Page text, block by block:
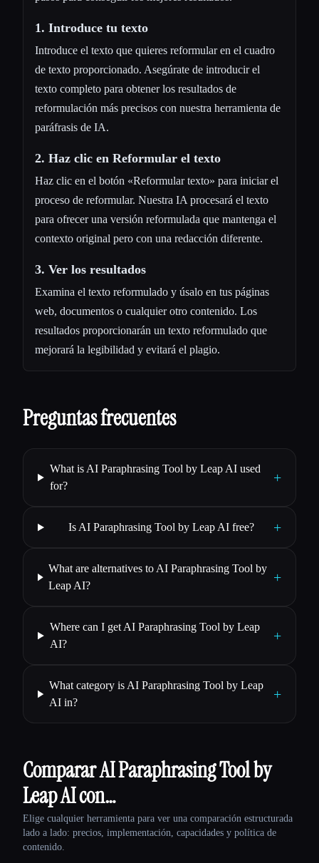
1. Introduce tu texto
Introduce el texto que quieres reformular en el cuadro
de texto proporcionado. Asegúrate de introducir el
texto completo para obtener los resultados de
reformulación más precisos con nuestra herramienta de
paráfrasis de IA.
2. Haz clic en Reformular el texto
Haz clic en el botón «Reformular texto» para iniciar el
proceso de reformular. Nuestra IA procesará el texto
para ofrecer una versión reformulada que mantenga el
contexto original pero con una redacción diferente.
3. Ver los resultados
Examina el texto reformulado y úsalo en tus páginas
web, documentos o cualquier otro contenido. Los
resultados proporcionarán un texto reformulado que
mejorará la legibilidad y evitará el plagio.
Preguntas frecuentes
What is AI Paraphrasing Tool by Leap AI used
for?
+
Is AI Paraphrasing Tool by Leap AI free? +
What are alternatives to AI Paraphrasing Tool by
Leap AI?
+
Where can I get AI Paraphrasing Tool by Leap
AI?
+
What category is AI Paraphrasing Tool by Leap
AI in?
+
Comparar AI Paraphrasing Tool by
Leap AI con…
Elige cualquier herramienta para ver una comparación estructurada
lado a lado: precios, implementación, capacidades y política de
contenido.